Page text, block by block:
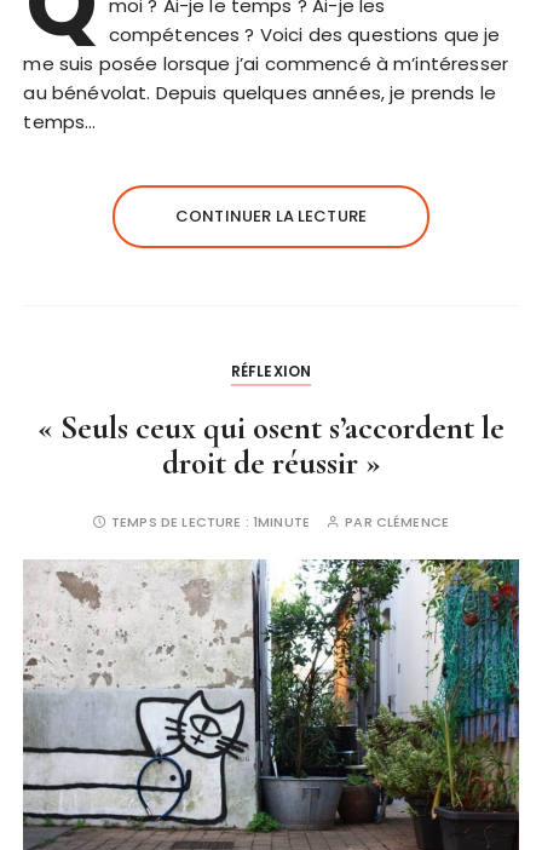
moi ? Ai-je le temps ? Ai-je les
compétences ? Voici des questions que je
me suis posée lorsque j’ai commencé à m’intéresser
au bénévolat. Depuis quelques années, je prends le
temps…
CONTINUER LA LECTURE
RÉFLEXION
« Seuls ceux qui osent s’accordent le
droit de réussir »
TEMPS DE LECTURE : 1MINUTE PAR CLÉMENCE